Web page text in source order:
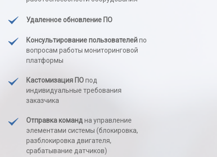
Удаленное обновление ПО
Консультирование пользователейпо
вопросам работы мониторинговой
платформы
Кастомизация ПОпод
индивидуальные требования
заказчика
Отправка командна управление
элементами системы (блокировка,
разблокировка двигателя,
срабатывание датчиков)